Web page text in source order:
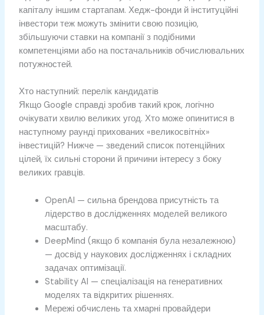
капіталу іншим стартапам. Хедж-фонди й інституційні
інвестори теж можуть змінити свою позицію,
збільшуючи ставки на компанії з подібними
компетенціями або на постачальників обчислювальних
потужностей.
Хто наступний: перелік кандидатів
Якщо Google справді зробив такий крок, логічно
очікувати хвилю великих угод. Хто може опинитися в
наступному раунді прихованих «великосвітніх»
інвестицій? Нижче — зведений список потенційних
цілей, їх сильні сторони й причини інтересу з боку
великих гравців.
OpenAI — сильна брендова присутність та
лідерство в дослідженнях моделей великого
масштабу.
DeepMind (якщо б компанія була незалежною)
— досвід у наукових дослідженнях і складних
задачах оптимізації.
Stability AI — спеціалізація на генеративних
моделях та відкритих рішеннях.
Мережі обчислень та хмарні провайдери